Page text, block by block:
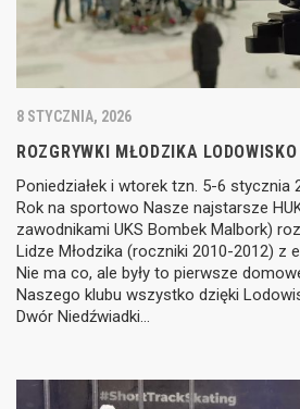
8 STYCZNIA, 2026
ROZGRYWKI MŁODZIKA
Poniedziałek i wtorek tzn. 5-6 stycznia
Rok na sportowo Nasze najstarsze
zawodnikami UKS Bombek Malbork)
Lidze Młodzika (roczniki 2010-2012) z
Nie ma co, ale były to pierwsze
Naszego klubu wszystko dzięki
Dwór Niedźwiadki…